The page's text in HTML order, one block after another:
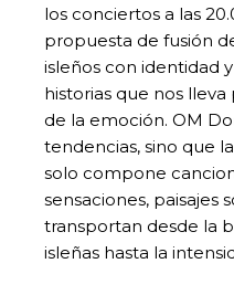
los conciertos a las
propuesta de fusión
isleños con identidad
historias que nos
de la emoción. OM
tendencias, sino que
solo compone
sensaciones, paisajes
transportan desde la
isleñas hasta la